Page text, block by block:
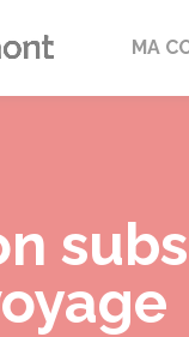
MA